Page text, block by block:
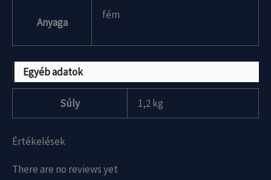
Anyaga
fém
Egyéb adatok
Súly 1,2 kg
Értékelések
There are no reviews yet